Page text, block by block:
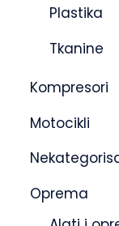
Plastika
Tkanine
Kompresori
Motocikli
Oprema